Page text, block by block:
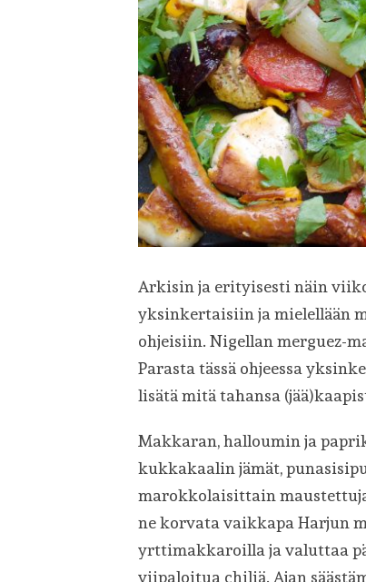
Arkisin ja erityisesti näin
yksinkertaisiin ja mielellään
ohjeisiin. Nigellan merguez-
Parasta tässä ohjeessa
lisätä mitä tahansa
Makkaran, halloumin ja
kukkakaalin jämät,
marokkolaisittain
ne korvata vaikkapa Harjun
yrttimakkaroilla ja valuttaa
viipaloitua chiliä. Ajan